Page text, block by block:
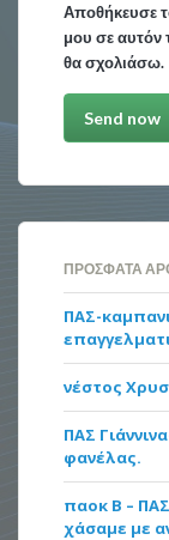
Αποθήκευσε
μου σε αυτόν
θα σχολιάσω.
ΠΡΌΣΦΑΤΑ
ΠΑΣ-
νέστος
ΠΑΣ
φανέλας.
παοκ Β –
χάσαμε με